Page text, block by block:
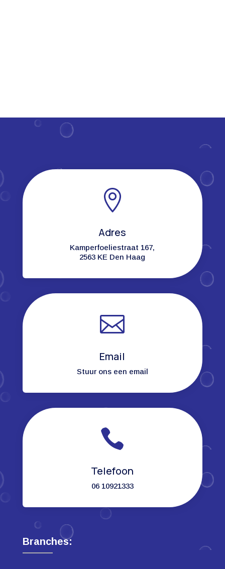

Adres
Kamperfoeliestraat 167,
2563 KE Den Haag

Email
Stuur ons een email

Telefoon
06 10921333
Branches: